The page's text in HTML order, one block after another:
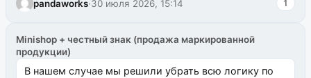
pandaworks·30 июля 2026, 15:14 1
Minishop + честный знак (продажа маркированной
продукции)
В нашем случае мы решили убрать всю логику по